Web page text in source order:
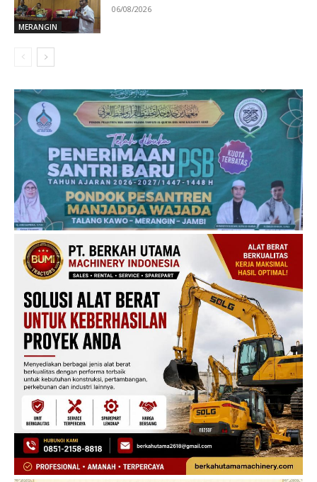
MERANGIN
06/08/2026